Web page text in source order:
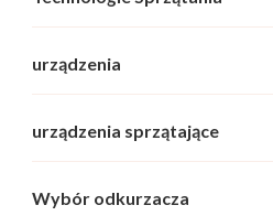
urządzenia
urządzenia sprzątające
Wybór odkurzacza